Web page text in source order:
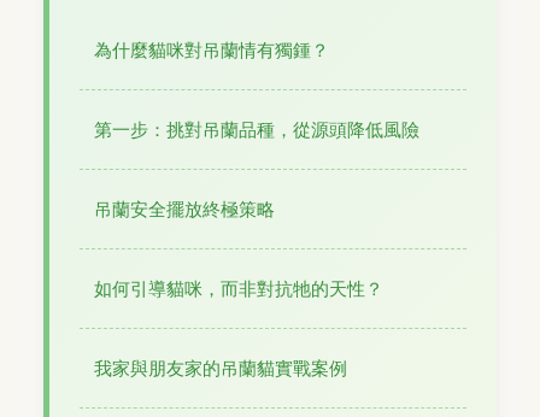
為什麼貓咪對吊蘭情有獨鍾？
第一步：挑對吊蘭品種，從源頭降低風險
吊蘭安全擺放終極策略
如何引導貓咪，而非對抗牠的天性？
我家與朋友家的吊蘭貓實戰案例